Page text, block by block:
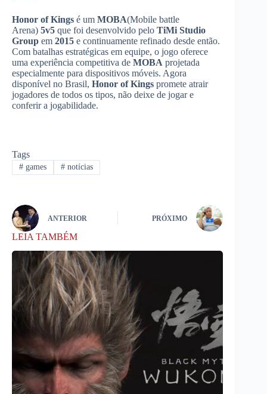
Honor of Kings é um MOBA(Mobile battle
Arena) 5v5 que foi desenvolvido pelo TiMi Studio
Group em 2015 e continuamente refinado desde então.
Com batalhas estratégicas em equipe, o jogo oferece
uma experiência competitiva de MOBA projetada
especialmente para dispositivos móveis. Agora
disponível no Brasil, Honor of Kings promete atrair
jogadores de todos os tipos, não deixe de jogar e
conferir a jogabilidade.
Tags
#games #notícias
ANTERIOR PRÓXIMO
LEIA TAMBÉM